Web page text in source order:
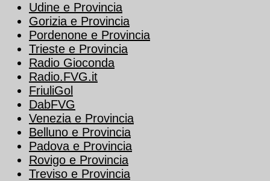
Udine e Provincia
Gorizia e Provincia
Pordenone e Provincia
Trieste e Provincia
Radio Gioconda
Radio.FVG.it
FriuliGol
DabFVG
Venezia e Provincia
Belluno e Provincia
Padova e Provincia
Rovigo e Provincia
Treviso e Provincia